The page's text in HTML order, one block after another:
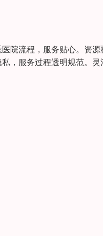
院流程，服务贴心。资
，服务过程透明规范。